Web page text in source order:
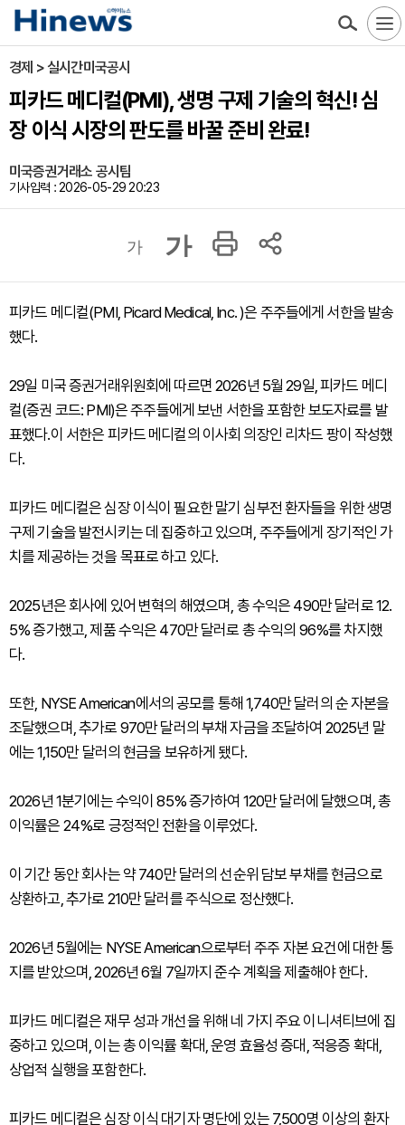
경제 > 실시간미국공시
피카드 메디컬(PMI), 생명 구제 기술의 혁신! 심
장 이식 시장의 판도를 바꿀 준비 완료!
미국증권거래소 공시팀
기사입력 : 2026-05-29 20:23
가 가
피카드 메디컬(PMI, Picard Medical, Inc. )은 주주들에게 서한을 발송
했다.
29일 미국 증권거래위원회에 따르면 2026년 5월 29일, 피카드 메디
컬(증권 코드: PMI)은 주주들에게 보낸 서한을 포함한 보도자료를 발
표했다.이 서한은 피카드 메디컬의 이사회 의장인 리차드 팡이 작성했
다.
피카드 메디컬은 심장 이식이 필요한 말기 심부전 환자들을 위한 생명
구제 기술을 발전시키는 데 집중하고 있으며, 주주들에게 장기적인 가
치를 제공하는 것을 목표로 하고 있다.
2025년은 회사에 있어 변혁의 해였으며, 총 수익은 490만 달러로 12.
5% 증가했고, 제품 수익은 470만 달러로 총 수익의 96%를 차지했
다.
또한, NYSE American에서의 공모를 통해 1,740만 달러의 순 자본을
조달했으며, 추가로 970만 달러의 부채 자금을 조달하여 2025년 말
에는 1,150만 달러의 현금을 보유하게 됐다.
2026년 1분기에는 수익이 85% 증가하여 120만 달러에 달했으며, 총
이익률은 24%로 긍정적인 전환을 이루었다.
이 기간 동안 회사는 약 740만 달러의 선순위 담보 부채를 현금으로
상환하고, 추가로 210만 달러를 주식으로 정산했다.
2026년 5월에는 NYSE American으로부터 주주 자본 요건에 대한 통
지를 받았으며, 2026년 6월 7일까지 준수 계획을 제출해야 한다.
피카드 메디컬은 재무 성과 개선을 위해 네 가지 주요 이니셔티브에 집
중하고 있으며, 이는 총 이익률 확대, 운영 효율성 증대, 적응증 확대,
상업적 실행을 포함한다.
피카드 메디컬은 심장 이식 대기자 명단에 있는 7,500명 이상의 환자